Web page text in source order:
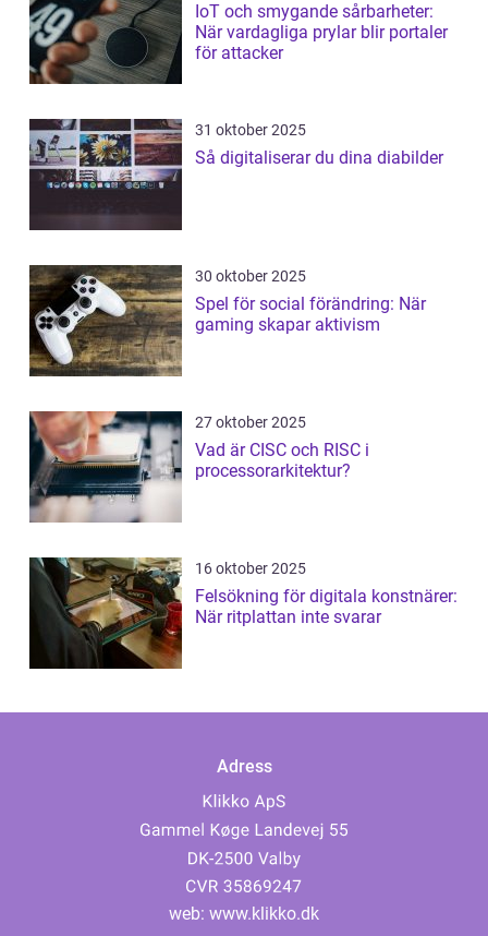
IoT och smygande sårbarheter:
När vardagliga prylar blir portaler
för attacker
31 oktober 2025
Så digitaliserar du dina diabilder
30 oktober 2025
Spel för social förändring: När
gaming skapar aktivism
27 oktober 2025
Vad är CISC och RISC i
processorarkitektur?
16 oktober 2025
Felsökning för digitala konstnärer:
När ritplattan inte svarar
Adress
web: www.klikko.dk